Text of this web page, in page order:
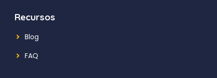
Recursos
Blog
FAQ